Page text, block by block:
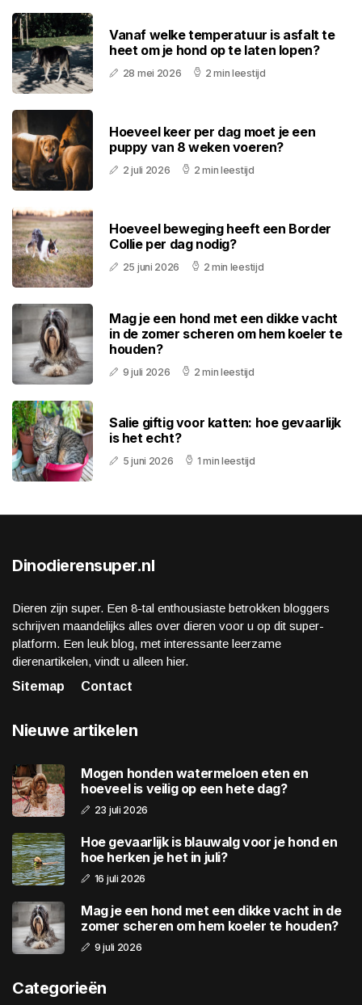
Vanaf welke temperatuur is asfalt te
heet om je hond op te laten lopen?
28 mei 2026 2 min leestijd
Hoeveel keer per dag moet je een
puppy van 8 weken voeren?
2 juli 2026 2 min leestijd
Hoeveel beweging heeft een Border
Collie per dag nodig?
25 juni 2026 2 min leestijd
Mag je een hond met een dikke vacht
in de zomer scheren om hem koeler te
houden?
9 juli 2026 2 min leestijd
Salie giftig voor katten: hoe gevaarlijk
is het echt?
5 juni 2026 1 min leestijd
Dinodierensuper.nl
Dieren zijn super. Een 8-tal enthousiaste betrokken bloggers
schrijven maandelijks alles over dieren voor u op dit super-
platform. Een leuk blog, met interessante leerzame
dierenartikelen, vindt u alleen hier.
Sitemap
Contact
Nieuwe artikelen
Mogen honden watermeloen eten en
hoeveel is veilig op een hete dag?
23 juli 2026
Hoe gevaarlijk is blauwalg voor je hond en
hoe herken je het in juli?
16 juli 2026
Mag je een hond met een dikke vacht in de
zomer scheren om hem koeler te houden?
9 juli 2026
Categorieën